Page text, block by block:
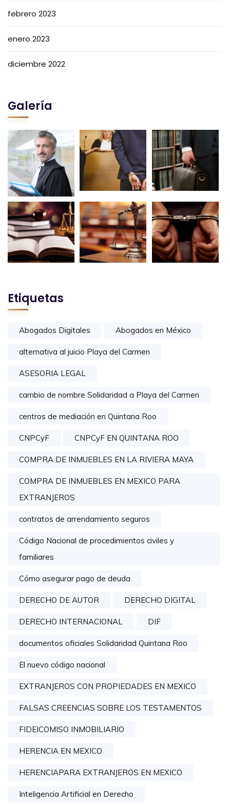
febrero 2023
enero 2023
diciembre 2022
Galería
Etiquetas
Abogados Digitales Abogados en México
alternativa al juicio Playa del Carmen
ASESORIA LEGAL
cambio de nombre Solidaridad a Playa del Carmen
centros de mediación en Quintana Roo
CNPCyF CNPCyF EN QUINTANA ROO
COMPRA DE INMUEBLES EN LA RIVIERA MAYA
COMPRA DE INMUEBLES EN MEXICO PARA
EXTRANJEROS
contratos de arrendamiento seguros
Código Nacional de procedimientos civiles y
familiares
Cómo asegurar pago de deuda
DERECHO DE AUTOR DERECHO DIGITAL
DERECHO INTERNACIONAL DIF
documentos oficiales Solidaridad Quintana Roo
El nuevo código nacional
EXTRANJEROS CON PROPIEDADES EN MEXICO
FALSAS CREENCIAS SOBRE LOS TESTAMENTOS
FIDEICOMISO INMOBILIARIO
HERENCIA EN MEXICO
HERENCIAPARA EXTRANJEROS EN MEXICO
Inteligencia Artificial en Derecho